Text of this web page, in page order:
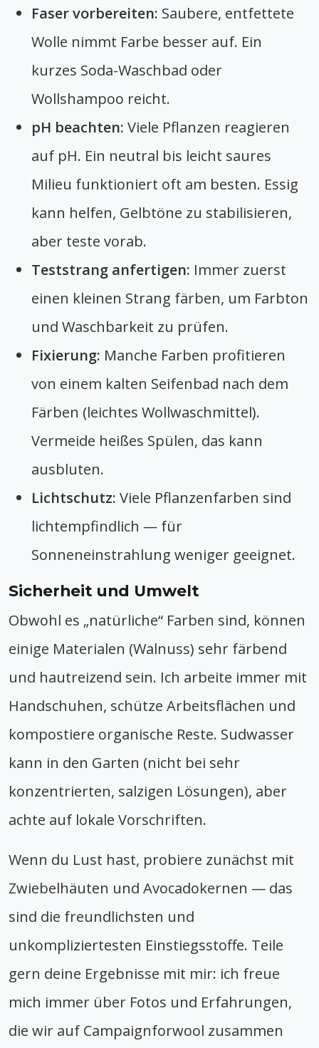
Faser vorbereiten: Saubere, entfettete
Wolle nimmt Farbe besser auf. Ein
kurzes Soda-Waschbad oder
Wollshampoo reicht.
pH beachten: Viele Pflanzen reagieren
auf pH. Ein neutral bis leicht saures
Milieu funktioniert oft am besten. Essig
kann helfen, Gelbtöne zu stabilisieren,
aber teste vorab.
Teststrang anfertigen: Immer zuerst
einen kleinen Strang färben, um Farbton
und Waschbarkeit zu prüfen.
Fixierung: Manche Farben profitieren
von einem kalten Seifenbad nach dem
Färben (leichtes Wollwaschmittel).
Vermeide heißes Spülen, das kann
ausbluten.
Lichtschutz: Viele Pflanzenfarben sind
lichtempfindlich — für
Sonneneinstrahlung weniger geeignet.
Sicherheit und Umwelt
Obwohl es „natürliche“ Farben sind, können
einige Materialen (Walnuss) sehr färbend
und hautreizend sein. Ich arbeite immer mit
Handschuhen, schütze Arbeitsflächen und
kompostiere organische Reste. Sudwasser
kann in den Garten (nicht bei sehr
konzentrierten, salzigen Lösungen), aber
achte auf lokale Vorschriften.
Wenn du Lust hast, probiere zunächst mit
Zwiebelhäuten und Avocadokernen — das
sind die freundlichsten und
unkompliziertesten Einstiegsstoffe. Teile
gern deine Ergebnisse mit mir: ich freue
mich immer über Fotos und Erfahrungen,
die wir auf Campaignforwool zusammen